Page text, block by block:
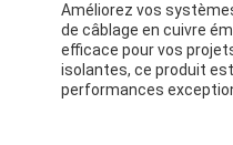
Demandez un devis
Améliorez vos
de câblage en cuivre
efficace pour vos
isolantes, ce produit
performances